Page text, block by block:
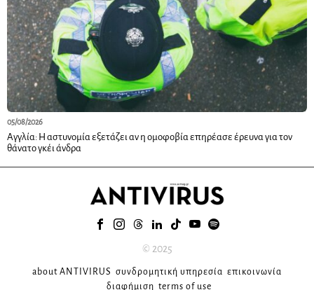
05/08/2026
Αγγλία: Η αστυνομία εξετάζει αν η ομοφοβία επηρέασε έρευνα για τον
θάνατο γκέι άνδρα
© 2025
about ANTIVIRUS συνδρομητική υπηρεσία επικοινωνία
διαφήμιση terms of use